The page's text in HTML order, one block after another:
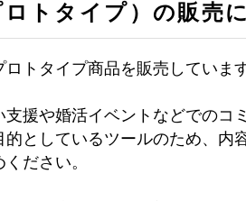
ロトタイプ）の販売
ロトタイプ商品を販売していま
支援や婚活イベントなどでのコ
的としているツールのため、内
ださい。